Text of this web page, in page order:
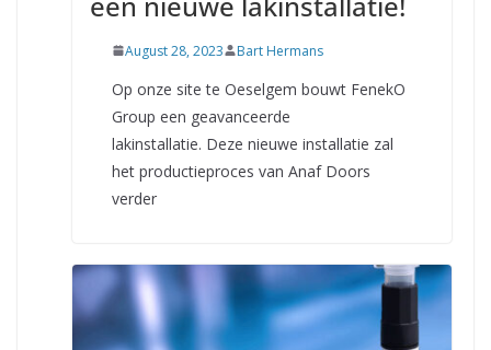
August 28, 2023 Bart Hermans
Op onze site te Oeselgem bouwt FenekO
Group een geavanceerde
lakinstallatie. Deze nieuwe installatie zal
het productieproces van Anaf Doors
verder